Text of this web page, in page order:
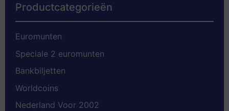
Productcategorieën
Euromunten
Speciale 2 euromunten
Bankbiljetten
Worldcoins
Nederland Voor 2002